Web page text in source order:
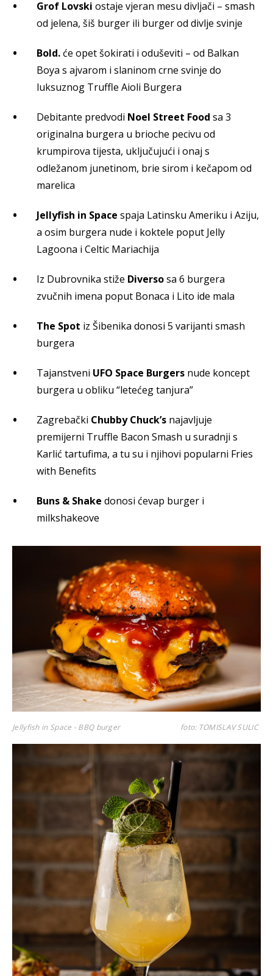
Grof Lovski ostaje vjeran mesu divljači – smash
od jelena, šiš burger ili burger od divlje svinje
Bold. će opet šokirati i oduševiti – od Balkan
Boya s ajvarom i slaninom crne svinje do
luksuznog Truffle Aioli Burgera
Debitante predvodi Noel Street Food sa 3
originalna burgera u brioche pecivu od
krumpirova tijesta, uključujući i onaj s
odležanom junetinom, brie sirom i kečapom od
marelica
Jellyfish in Space spaja Latinsku Ameriku i Aziju,
a osim burgera nude i koktele poput Jelly
Lagoona i Celtic Mariachija
Iz Dubrovnika stiže Diversosa 6 burgera
zvučnih imena poput Bonaca i Lito ide mala
The Spot iz Šibenika donosi 5 varijanti smash
burgera
Tajanstveni UFO Space Burgers nude koncept
burgera u obliku “letećeg tanjura”
Zagrebački Chubby Chuck’s najavljuje
premijerni Truffle Bacon Smash u suradnji s
Karlić tartufima, a tu su i njihovi popularni Fries
with Benefits
Buns & Shake donosi ćevap burger i
milkshakeove
Jellyfish in Space - BBQ burger foto: TOMISLAV SULIC